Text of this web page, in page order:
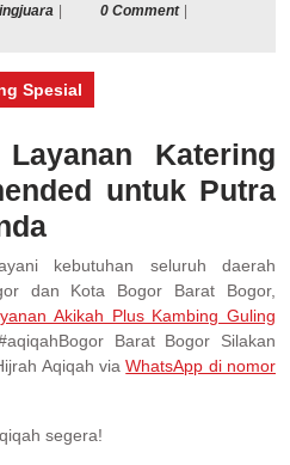
Kambinggulingjuara
0 Comment
Spesial
Katering
untuk Putra
kebutuhan seluruh daerah
dan Kota Bogor Barat Bogor,
Akikah Plus Kambing Guling
Barat Bogor Silakan
Aqiqah viaWhatsApp di nomor
segera!